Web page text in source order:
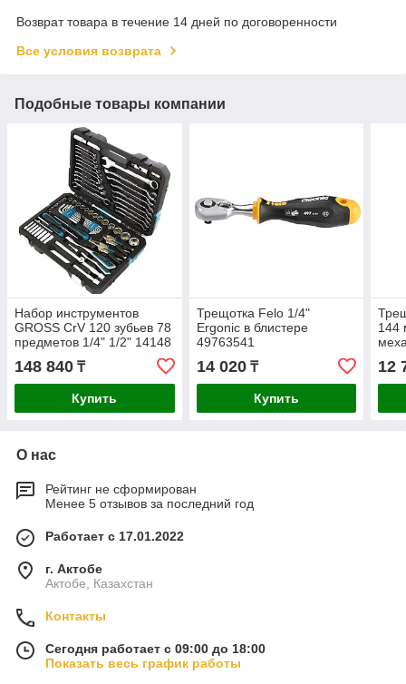
Возврат товара в течение 14 дней по договоренности
Все условия возврата
Подобные товары компании
Набор инструментов
GROSS CrV 120 зубьев 78
предметов 1/4" 1/2" 14148
148 840 ₸
Купить
Трещотка Felo 1/4"
Ergonic в блистере
49763541
14 020₸
Купить
144
12
О нас
Рейтинг не сформирован
Менее 5 отзывов за последний год
Работает с 17.01.2022
г. Актобе
Актобе, Казахстан
Контакты
Сегодня работает с 09:00 до 18:00
Показать весь график работы